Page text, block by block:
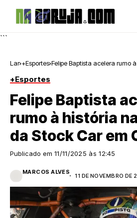
```
Lar +Esportes Felipe Baptista acelera rumo
+Esportes
Felipe Baptista
rumo à história
da Stock Car em
Publicado em 11/11/2025 às 12:45
MARCOS ALVES
11 DE NOVEMBRO DE